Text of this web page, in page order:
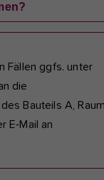
Fällen ggfs. unter
die
Bauteils A,
E-Mail an